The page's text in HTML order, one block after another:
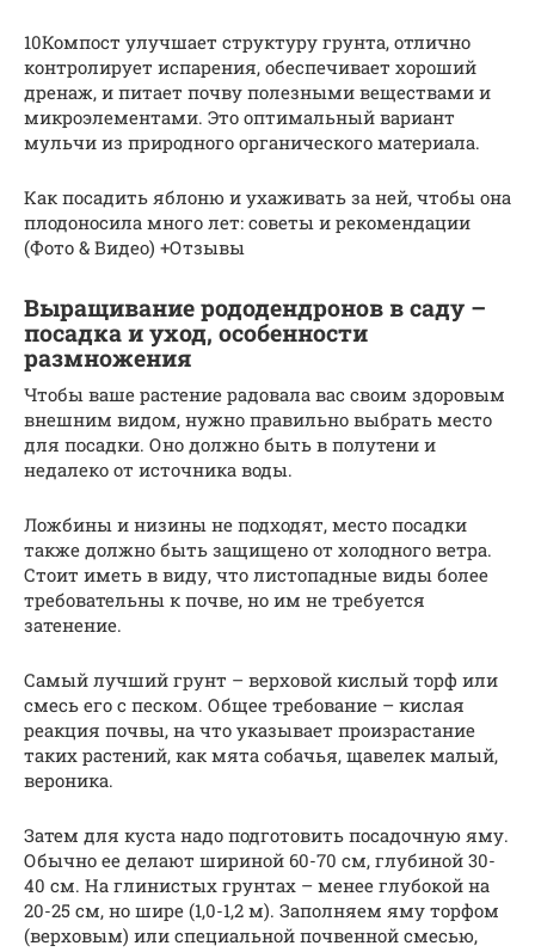
10Компост улучшает структуру грунта, отлично
контролирует испарения, обеспечивает хороший
дренаж, и питает почву полезными веществами и
микроэлементами. Это оптимальный вариант
мульчи из природного органического материала.
Как посадить яблоню и ухаживать за ней, чтобы она
плодоносила много лет: советы и рекомендации
(Фото & Видео) +Отзывы
Выращивание рододендронов в саду –
посадка и уход, особенности
размножения
Чтобы ваше растение радовала вас своим здоровым
внешним видом, нужно правильно выбрать место
для посадки. Оно должно быть в полутени и
недалеко от источника воды.
Ложбины и низины не подходят, место посадки
также должно быть защищено от холодного ветра.
Стоит иметь в виду, что листопадные виды более
требовательны к почве, но им не требуется
затенение.
Самый лучший грунт – верховой кислый торф или
смесь его с песком. Общее требование – кислая
реакция почвы, на что указывает произрастание
таких растений, как мята собачья, щавелек малый,
вероника.
Затем для куста надо подготовить посадочную яму.
Обычно ее делают шириной 60-70 см, глубиной 30-
40 см. На глинистых грунтах – менее глубокой на
20-25 см, но шире (1,0-1,2 м). Заполняем яму торфом
(верховым) или специальной почвенной смесью,